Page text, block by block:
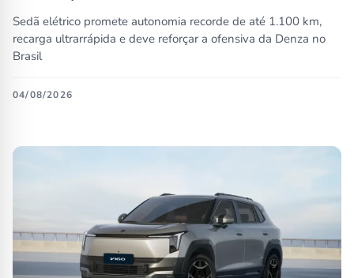
Sedã elétrico promete autonomia recorde de até 1.100 km,
recarga ultrarrápida e deve reforçar a ofensiva da Denza no
Brasil
04/08/2026